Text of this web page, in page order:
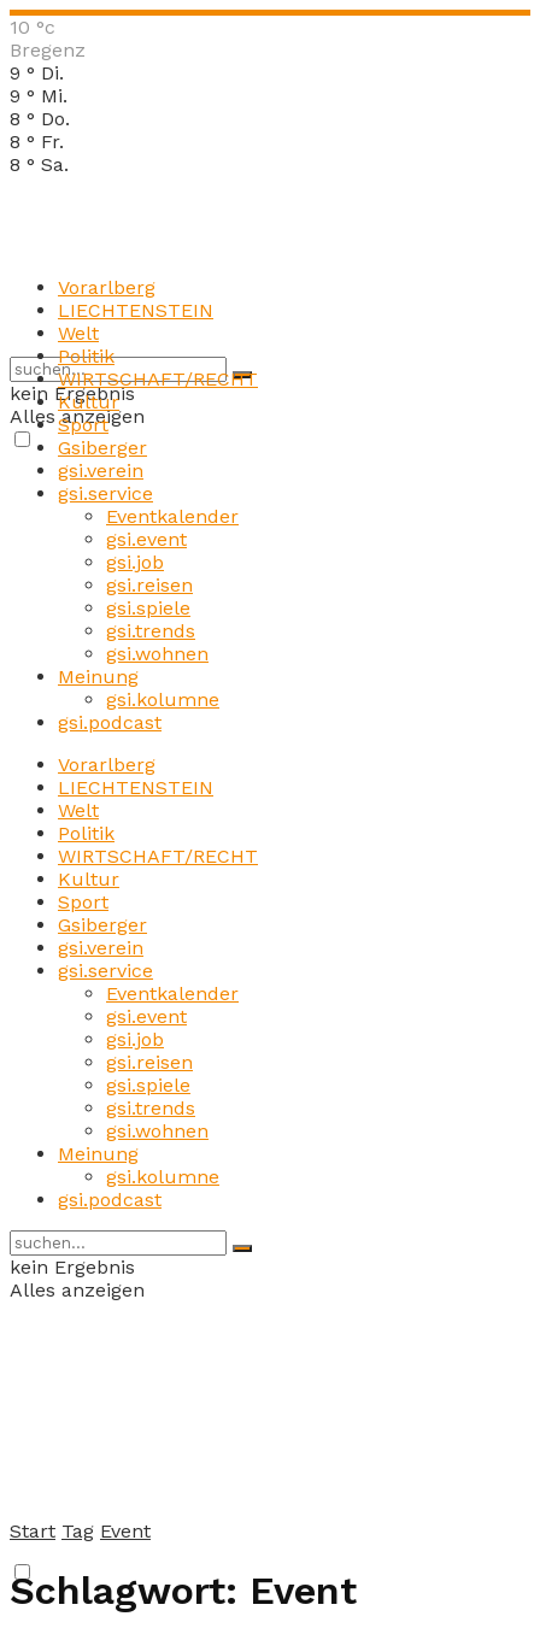
10 °c
Bregenz
9 ° Di.
9 ° Mi.
8 ° Do.
8 ° Fr.
8 ° Sa.
kein Ergebnis
Alles anzeigen
Vorarlberg
LIECHTENSTEIN
Welt
Politik
WIRTSCHAFT/RECHT
Kultur
Sport
Gsiberger
gsi.verein
gsi.service
Eventkalender
gsi.event
gsi.job
gsi.reisen
gsi.spiele
gsi.trends
gsi.wohnen
Meinung
gsi.kolumne
gsi.podcast
Vorarlberg
LIECHTENSTEIN
Welt
Politik
WIRTSCHAFT/RECHT
Kultur
Sport
Gsiberger
gsi.verein
gsi.service
Eventkalender
gsi.event
gsi.job
gsi.reisen
gsi.spiele
gsi.trends
gsi.wohnen
Meinung
gsi.kolumne
gsi.podcast
kein Ergebnis
Alles anzeigen
Start Tag Event
Schlagwort: Event